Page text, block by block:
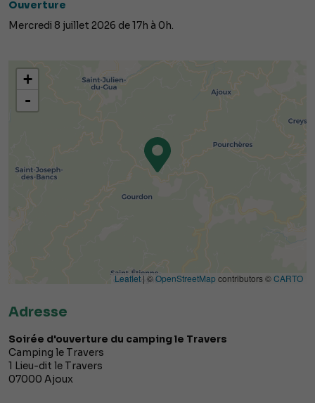
Ouverture
Mercredi 8 juillet 2026 de 17h à 0h.
+
-
Leaflet | ©OpenStreetMap contributors ©CARTO
Adresse
Soirée d'ouverture du camping le Travers
Camping le Travers
1 Lieu-dit le Travers
07000 Ajoux